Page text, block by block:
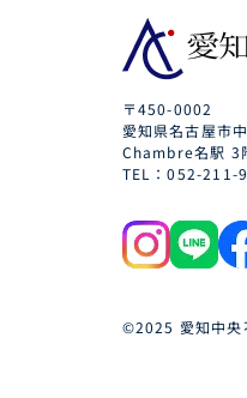
〒450-0002
愛知県名古屋市
Chambre名駅 3
TEL：052-211-
©2025 愛知中央